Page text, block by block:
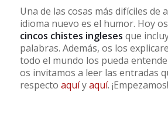
Una de las cosas más difíciles de
idioma nuevo es el humor. Hoy
cincos chistes ingleses que
palabras. Además, os los
todo el mundo los pueda
os invitamos a leer las entradas
respecto aquíyaquí. ¡Empezamos!